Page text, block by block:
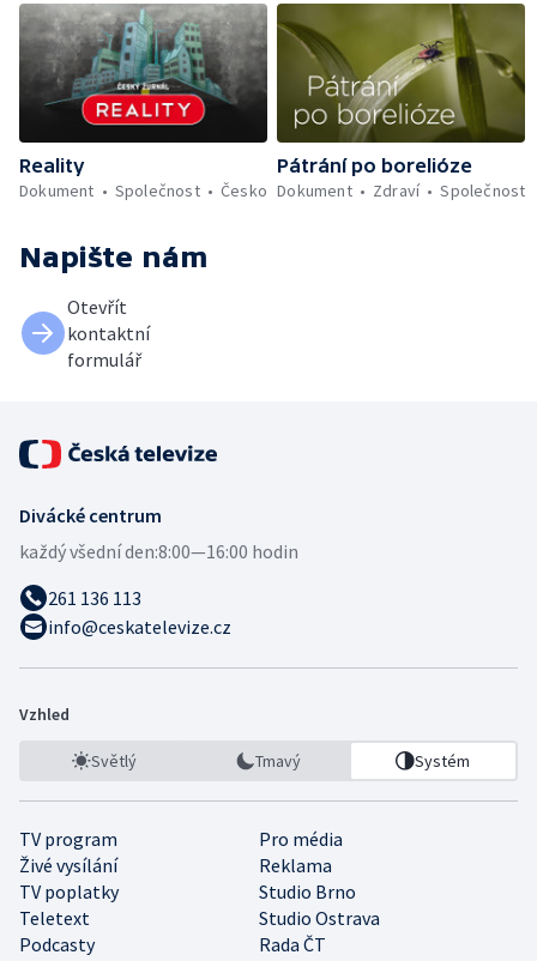
Reality
Dokument
Společnost Česko
Pátrání po borelióze
Dokument
Zdraví Společnost
Napište nám
Otevřít
kontaktní
formulář
Divácké centrum
každý všední den:8:00—16:00 hodin
261 136 113
info@ceskatelevize.cz
Vzhled
Světlý Tmavý Systém
TV program
Pro média
Živé vysílání
Reklama
TV poplatky
Studio Brno
Teletext
Studio Ostrava
Podcasty
Rada ČT